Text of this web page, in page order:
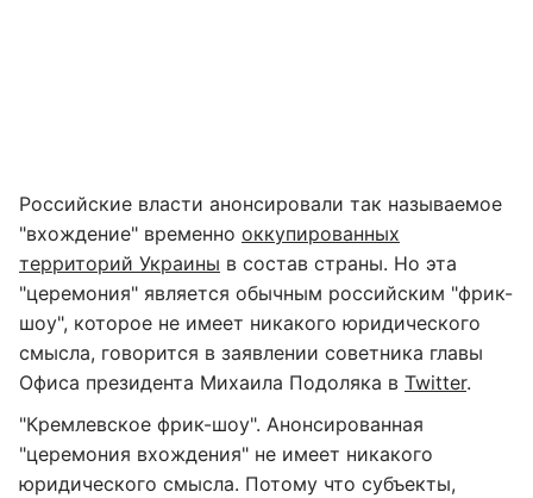
Российские власти анонсировали так называемое
"вхождение" временно оккупированных
территорий Украины в состав страны. Но эта
"церемония" является обычным российским "фрик-
шоу", которое не имеет никакого юридического
смысла, говорится в заявлении советника главы
Офиса президента Михаила Подоляка в Twitter.
"Кремлевское фрик-шоу". Анонсированная
"церемония вхождения" не имеет никакого
юридического смысла. Потому что субъекты,